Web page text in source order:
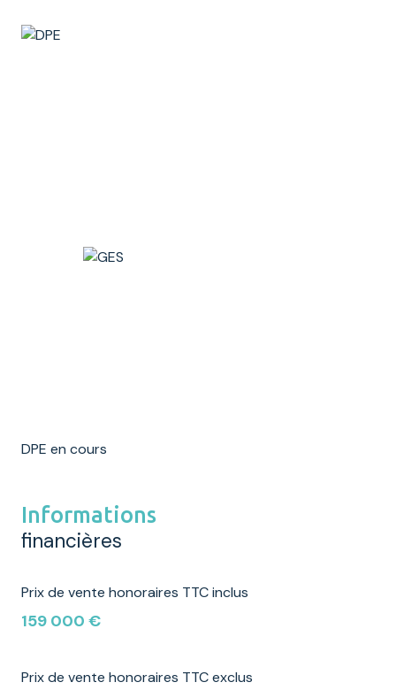
DPE en cours
Informations
financières
Prix de vente honoraires TTC inclus
159 000 €
Prix de vente honoraires TTC exclus